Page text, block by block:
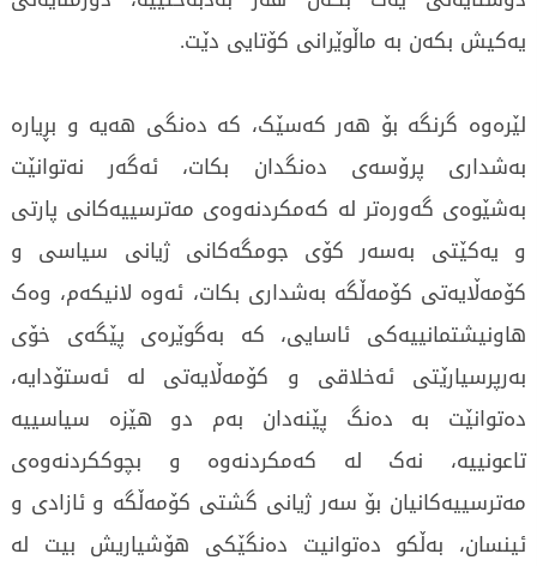
یەکیش بکەن بە ماڵوێرانی کۆتایی دێت.
لێرەوە گرنگە بۆ هەر کەسێک، کە دەنگی هەیە و بڕیارە
بەشداری پرۆسەی دەنگدان بکات، ئەگەر نەتوانێت
بەشێوەی گەورەتر لە کەمکردنەوەی مەترسییەکانی پارتی
و یەکێتی بەسەر کۆی جومگەکانی ژیانی سیاسی و
کۆمەڵایەتی کۆمەڵگە بەشداری بکات، ئەوە لانیکەم، وەک
هاونیشتمانییەکی ئاسایی، کە بەگوێرەی پێگەی خۆی
بەرپرسیارێتی ئەخلاقی و کۆمەڵایەتی لە ئەستۆدایە،
دەتوانێت بە دەنگ پێنەدان بەم دو هێزە سیاسییە
تاعونییە، نەک لە کەمکردنەوە و بچوککردنەوەی
مەترسییەکانیان بۆ سەر ژیانی گشتی کۆمەڵگە و ئازادی و
ئینسان، بەڵکو دەتوانیت دەنگێکی هۆشیاریش بیت لە